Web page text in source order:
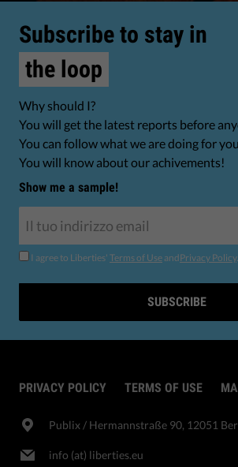
Subscribe to stay in
the loop
Why should I?
You will get the latest reports before
You can follow what we are doing for
You will know about our achivements!
Show me a sample!
I agree to Liberties' Terms of Use andPrivacy Policy.
SUBSCRIBE
PRIVACY POLICY TERMS OF USE
Publix​ / Hermannstraße 90, 12051
info (at) liberties.eu